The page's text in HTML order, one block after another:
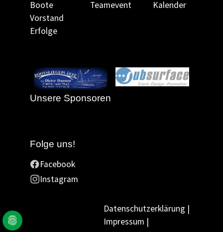
Boote
Vorstand
Erfolge
Teamevent
Kalender
Unsere Sponsoren
Folge uns!
Facebook
Instagram
Datenschutzerklärung
Impressum